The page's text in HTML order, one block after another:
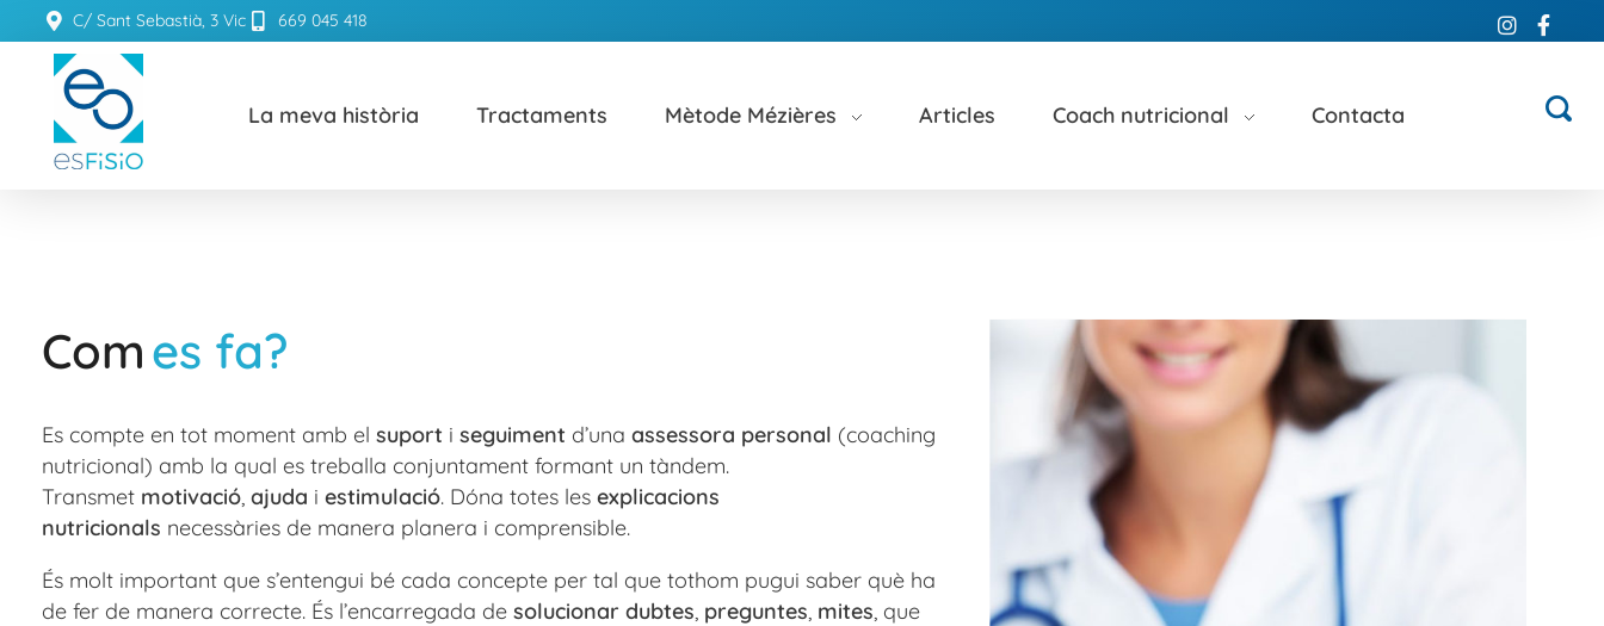
C/ Sant Sebastià, 3 Vic 669 045 418
La meva història Tractaments Mètode Mézières Articles Coach nutricional Contacta
Comes fa?
Es compte en tot moment amb el suport i seguiment d’una assessora personal (coaching
nutricional) amb la qual es treballa conjuntament formant un tàndem.
Transmet motivació, ajuda i estimulació. Dóna totes les explicacions
nutricionals necessàries de manera planera i comprensible.
És molt important que s’entengui bé cada concepte per tal que tothom pugui saber què ha
de fer de manera correcte. És l’encarregada de solucionar dubtes, preguntes, mites, que